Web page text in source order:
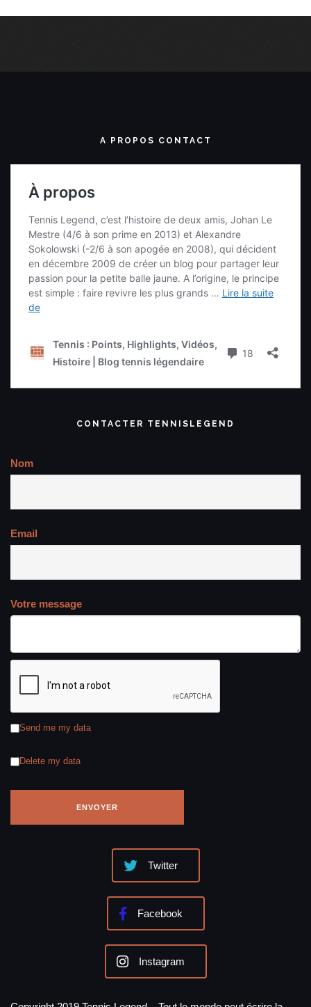
A PROPOS CONTACT
CONTACTER TENNISLEGEND
Nom
Email
Votre message
Send me my data
Delete my data
Twitter
Facebook
Instagram